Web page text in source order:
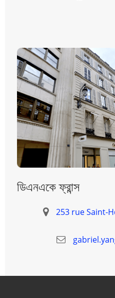
ডিএনএকে ফ্রান্স
253 rue Saint-